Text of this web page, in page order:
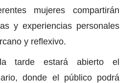
mujeres compartirán
y experiencias personales
y reflexivo.
tarde estará abierto el
donde el público podrá